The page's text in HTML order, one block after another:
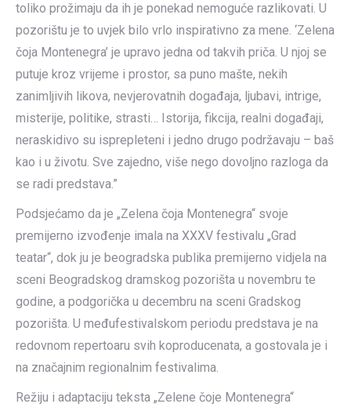
toliko prožimaju da ih je ponekad nemoguće razlikovati. U
pozorištu je to uvjek bilo vrlo inspirativno za mene. ‘Zelena
čoja Montenegra’ je upravo jedna od takvih priča. U njoj se
putuje kroz vrijeme i prostor, sa puno mašte, nekih
zanimljivih likova, nevjerovatnih događaja, ljubavi, intrige,
misterije, politike, strasti… Istorija, fikcija, realni događaji,
neraskidivo su isprepleteni i jedno drugo podržavaju – baš
kao i u životu. Sve zajedno, više nego dovoljno razloga da
se radi predstava.”
Podsjećamo da je „Zelena čoja Montenegra“ svoje
premijerno izvođenje imala na XXXV festivalu „Grad
teatar“, dok ju je beogradska publika premijerno vidjela na
sceni Beogradskog dramskog pozorišta u novembru te
godine, a podgorička u decembru na sceni Gradskog
pozorišta. U međufestivalskom periodu predstava je na
redovnom repertoaru svih koproducenata, a gostovala je i
na značajnim regionalnim festivalima.
Režiju i adaptaciju teksta „Zelene čoje Montenegra“